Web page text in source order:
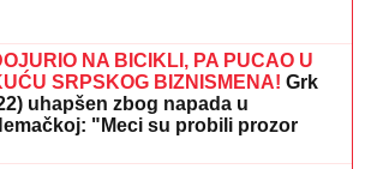
stanje na ulicama, MECI
NA SVE STRANE: Drama počela
na sastanku zbog duga
onda je usledio HAOS (FOTO)